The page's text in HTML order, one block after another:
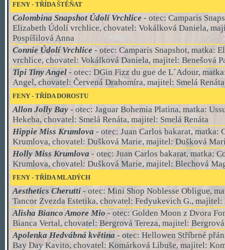
FENY - TŘÍDA ŠTĚŇAT
Colombina Snapshot Údolí Vrchlice - otec: Camparis
Elizabeth Údolí vrchlice, chovatel: Vokálková Daniela,
Pospíšilová Anna
Connie Údolí Vrchlice - otec: Camparis Snapshot, matka:
vrchlice, chovatel: Vokálková Daniela, majitel: Benešová
Tipi Tiny Angel - otec: DGin Fizz du gue de L´Adour,
Angel, chovatel: Červená Drahomíra, majitel: Smelá Renáta
FENY - TŘÍDADOROSTU
Allon Jolly Bay - otec: Jaguar Bohemia Platina, matka:
Hekeba, chovatel: Smelá Renáta, majitel: Smelá Renáta
Hippie Miss Krumlova - otec: Juan Carlos bakarat, matka:
Krumlova, chovatel: Dušková Marie, majitel: Dušková
Holly Miss Krumlova - otec: Juan Carlos bakarat, matka:
Krumlova, chovatel: Dušková Marie, majitel: Blechová
FENY - TŘÍDA MLADÝCH
Aesthetics Cherutti - otec: Mini Shop Noblesse Obligue,
Tancor Zvezda Estetika, chovatel: Fedyukevich G., majitel:
Alisha Bianco Amore Mio- otec: Golden Moon z Dvora
Bianca Vertal, chovatel: Bergrová Tereza, majitel:
Apolenka Hedvábná květina - otec: Hellowen Stříbrné
Bay Day Kavito, chovatel: Komárková Libuše, majitel: